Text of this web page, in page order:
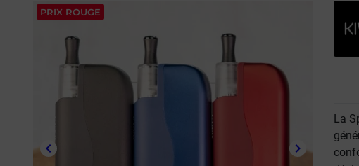
PRIX ROUGE
Précédent
keyboard_arrow_left Suivant
keyboard_arrow_right
La